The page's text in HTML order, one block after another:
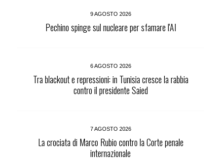
9 AGOSTO 2026
Pechino spinge sul nucleare per sfamare l'AI
6 AGOSTO 2026
Tra blackout e repressioni: in Tunisia cresce la rabbia
contro il presidente Saied
7 AGOSTO 2026
La crociata di Marco Rubio contro la Corte penale
internazionale